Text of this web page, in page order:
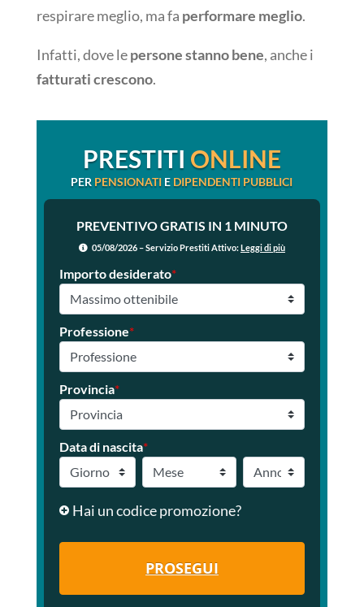
respirare meglio, ma fa performare meglio.
Infatti, dove lepersone stanno bene, anche i
fatturati crescono.
PRESTITI ONLINE
PER PENSIONATI E DIPENDENTI PUBBLICI
PREVENTIVO GRATIS IN 1 MINUTO
05/08/2026 – Servizio Prestiti Attivo:Leggi di più
Importo desiderato*
Professione*
Provincia*
Data di nascita*
Hai un codice promozione?
PROSEGUI